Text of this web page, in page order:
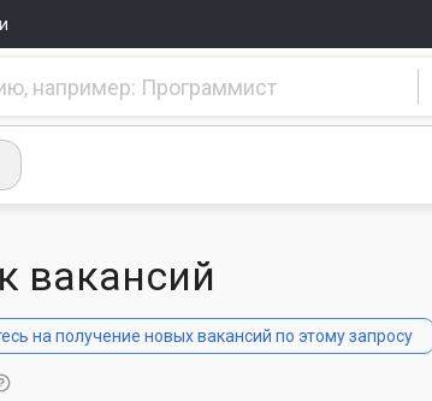
вакансий
на получение новых вакансий по этому запросу